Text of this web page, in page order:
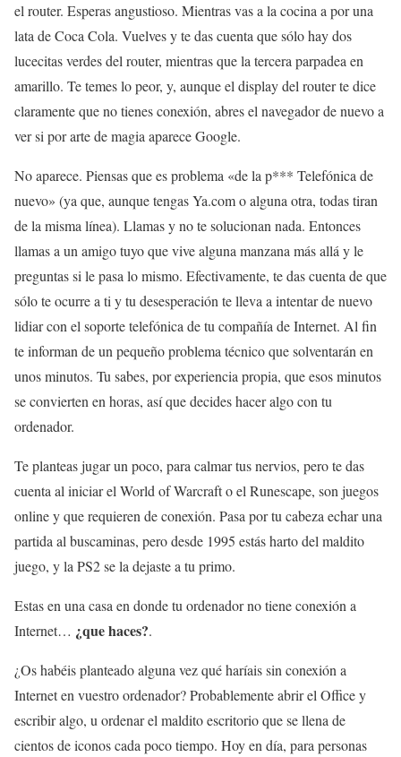
el router. Esperas angustioso. Mientras vas a la cocina a por una
lata de Coca Cola. Vuelves y te das cuenta que sólo hay dos
lucecitas verdes del router, mientras que la tercera parpadea en
amarillo. Te temes lo peor, y, aunque el display del router te dice
claramente que no tienes conexión, abres el navegador de nuevo a
ver si por arte de magia aparece Google.
No aparece. Piensas que es problema «de la p*** Telefónica de
nuevo» (ya que, aunque tengas Ya.com o alguna otra, todas tiran
de la misma línea). Llamas y no te solucionan nada. Entonces
llamas a un amigo tuyo que vive alguna manzana más allá y le
preguntas si le pasa lo mismo. Efectivamente, te das cuenta de que
sólo te ocurre a ti y tu desesperación te lleva a intentar de nuevo
lidiar con el soporte telefónica de tu compañía de Internet. Al fin
te informan de un pequeño problema técnico que solventarán en
unos minutos. Tu sabes, por experiencia propia, que esos minutos
se convierten en horas, así que decides hacer algo con tu
ordenador.
Te planteas jugar un poco, para calmar tus nervios, pero te das
cuenta al iniciar el World of Warcraft o el Runescape, son juegos
online y que requieren de conexión. Pasa por tu cabeza echar una
partida al buscaminas, pero desde 1995 estás harto del maldito
juego, y la PS2 se la dejaste a tu primo.
Estas en una casa en donde tu ordenador no tiene conexión a
Internet… ¿que haces?.
¿Os habéis planteado alguna vez qué haríais sin conexión a
Internet en vuestro ordenador? Probablemente abrir el Office y
escribir algo, u ordenar el maldito escritorio que se llena de
cientos de iconos cada poco tiempo. Hoy en día, para personas